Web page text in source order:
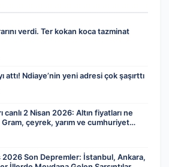
verdi. Ter kokan koca tazminat
attı! Ndiaye’nin yeni adresi çok şaşırttı
canlı 2 Nisan 2026: Altın fiyatları ne
çeyrek, yarım ve cumhuriyet
fiyatları
Son Depremler: İstanbul, Ankara,